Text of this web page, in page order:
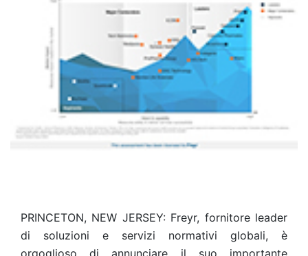
PRINCETON, NEW JERSEY: Freyr, fornitore leader
di soluzioni e servizi normativi globali, è
orgoglioso di annunciare il suo importante